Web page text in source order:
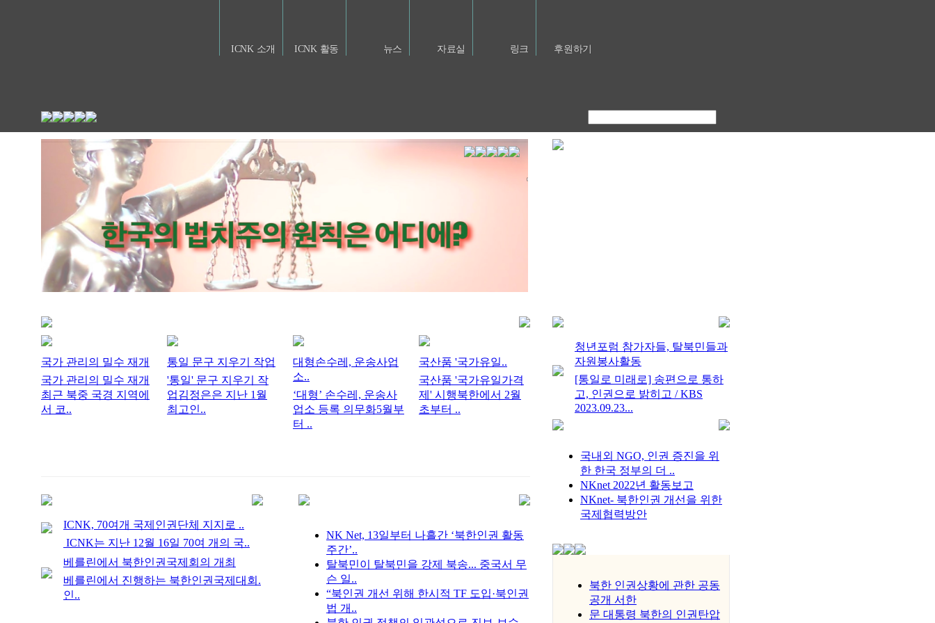
ICNK 소개 ICNK 활동 뉴스 자료실 링크 후원하기
국가 관리의 밀수 재개
국가 관리의 밀수 재개
최근 북중 국경 지역에
서 코..
통일 문구 지우기 작업
'통일' 문구 지우기 작
업김정은은 지난 1월
최고인..
대형손수레, 운송사업
소..
‘대형’ 손수레, 운송사
업소 등록 의무화5월부
터 ..
국산품 '국가유일..
국산품 '국가유일가격
제' 시행북한에서 2월
초부터 ..
ICNK, 70여개 국제인권단체 지지로 ..
ICNK는 지난 12월 16일 70여 개의 국..
베를린에서 북한인권국제회의 개최
베를린에서 진행하는 북한인권국제대회.
인..
NK Net, 13일부터 나흘간 ‘북한인권 활동
주간’..
탈북민이 탈북민을 강제 북송... 중국서 무
슨 일..
“북인권 개선 위해 한시적 TF 도입·북인권
법 개..
청년포럼 참가자들, 탈북민들과
자원봉사활동
[통일로 미래로] 송편으로 통하
고, 인권으로 밝히고 / KBS
2023.09.23...
국내외 NGO, 인권 증진을 위
한 한국 정부의 더 ..
NKnet 2022년 활동보고
NKnet- 북한인권 개선을 위한
국제협력방안
북한 인권상황에 관한 공동
공개 서한
문 대통령 북한의 인권탄압